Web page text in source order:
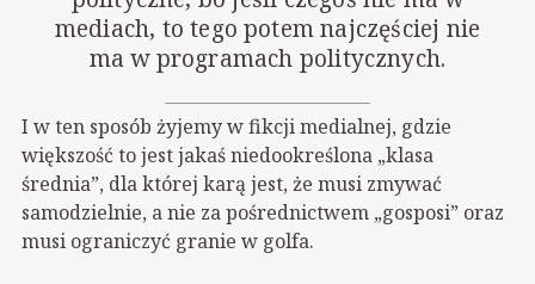
mediach, to tego potem najczęściej nie
ma w programach politycznych.
I w ten sposób żyjemy w fikcji medialnej, gdzie
większość to jest jakaś niedookreślona „klasa
średnia”, dla której karą jest, że musi zmywać
samodzielnie, a nie za pośrednictwem „gosposi” oraz
musi ograniczyć granie w golfa.